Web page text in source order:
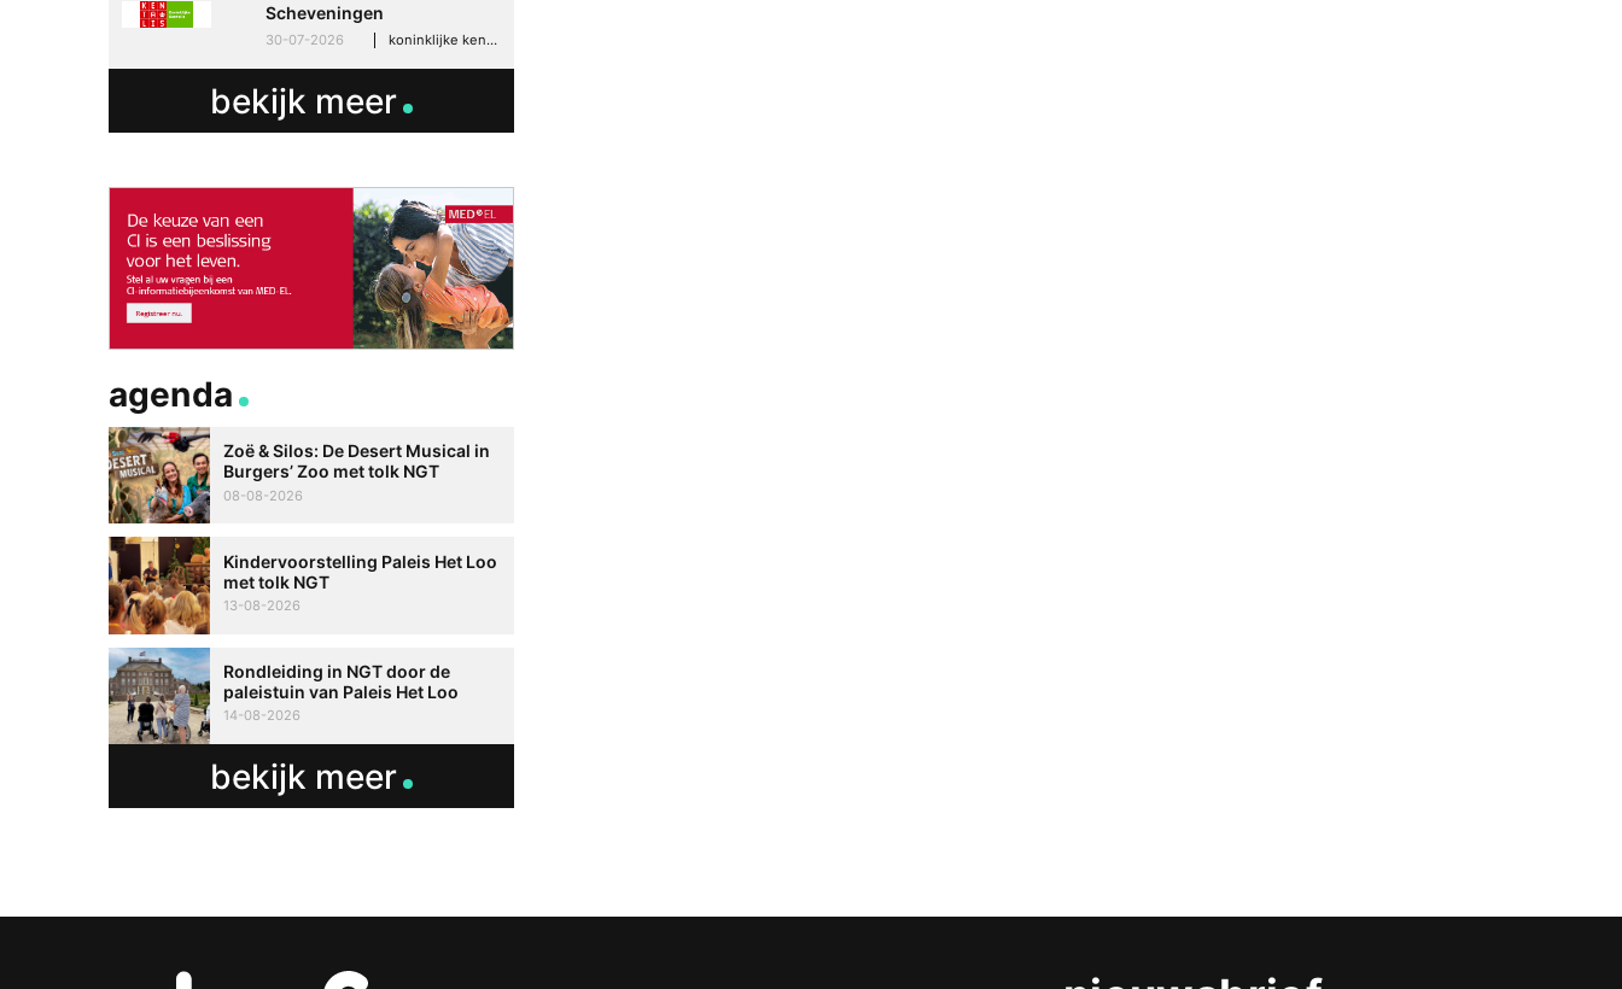
Scheveningen
30-07-2026 koninklijke kentalis, scheveningen
bekijk meer
agenda
Zoë & Silos: De Desert Musical in
Burgers’ Zoo met tolk NGT
08-08-2026
Kindervoorstelling Paleis Het Loo
met tolk NGT
13-08-2026
Rondleiding in NGT door de
paleistuin van Paleis Het Loo
14-08-2026
bekijk meer